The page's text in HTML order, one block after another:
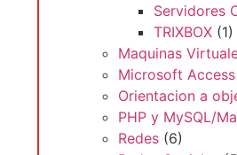
Servidores
TRIXBOX (1)
Maquinas
Microsoft Access
Orientacion a
PHP y MySQL/
Redes (6)